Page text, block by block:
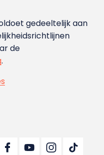
gedeeltelijk aan
de
.